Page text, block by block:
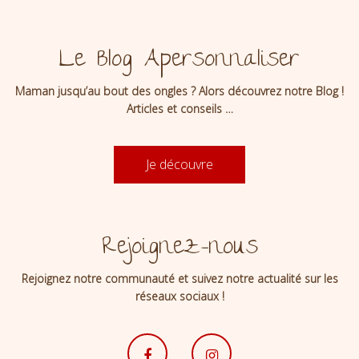
Le Blog Apersonnaliser
Maman jusqu’au bout des ongles ? Alors découvrez notre Blog !
Articles et conseils …
Je découvre
Rejoignez-nous
Rejoignez notre communauté et suivez notre actualité sur les
réseaux sociaux !